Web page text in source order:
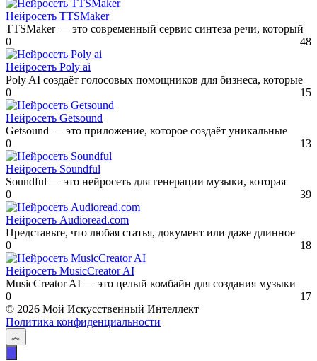
Нейросеть TTSMaker
TTSMaker — это современный сервис синтеза речи, который
0
48
Нейросеть Poly ai
Poly AI создаёт голосовых помощников для бизнеса, которые
0
15
Нейросеть Getsound
Getsound — это приложение, которое создаёт уникальные
0
13
Нейросеть Soundful
Soundful — это нейросеть для генерации музыки, которая
0
39
Нейросеть Audioread.com
Представьте, что любая статья, документ или даже длинное
0
18
Нейросеть MusicCreator AI
MusicCreator AI — это целый комбайн для создания музыки
0
17
© 2026 Мой Искусственный Интеллект
Политика конфиденциальности